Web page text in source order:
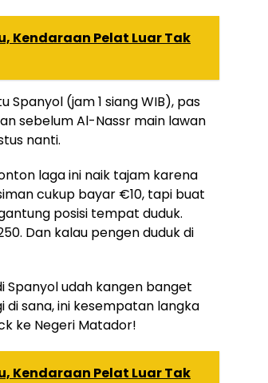
Kendaraan Pelat Luar Tak
(jam 1 siang WIB), pas
sebelum Al-Nassr main lawan
nanti.
laga ini naik tajam karena
cukup bayar €10, tapi buat
posisi tempat duduk.
Dan kalau pengen duduk di
Spanyol udah kangen banget
di sana, ini kesempatan langka
ke Negeri Matador!
Kendaraan Pelat Luar Tak